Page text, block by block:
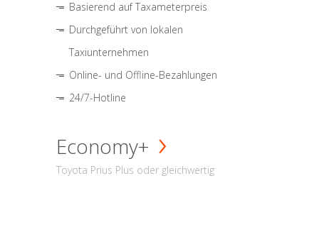
Basierend auf Taxameterpreis
Durchgeführt von lokalen
Taxiunternehmen
Online- und Offline-Bezahlungen
24/7-Hotline
Economy+
Toyota Prius Plus oder gleichwertig